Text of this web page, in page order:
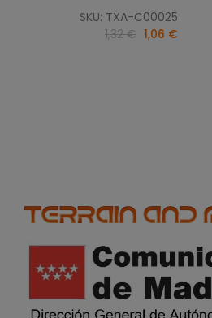
SKU: TXA-C00025
1,32 € 1,06 €